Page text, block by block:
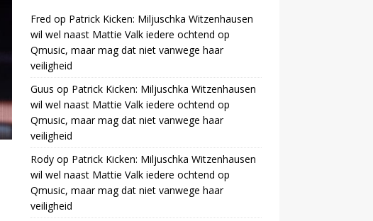
Fred op Patrick Kicken: Miljuschka Witzenhausen
wil wel naast Mattie Valk iedere ochtend op
Qmusic, maar mag dat niet vanwege haar
veiligheid
Guus op Patrick Kicken: Miljuschka Witzenhausen
wil wel naast Mattie Valk iedere ochtend op
Qmusic, maar mag dat niet vanwege haar
veiligheid
Rodyop Patrick Kicken: Miljuschka Witzenhausen
wil wel naast Mattie Valk iedere ochtend op
Qmusic, maar mag dat niet vanwege haar
veiligheid